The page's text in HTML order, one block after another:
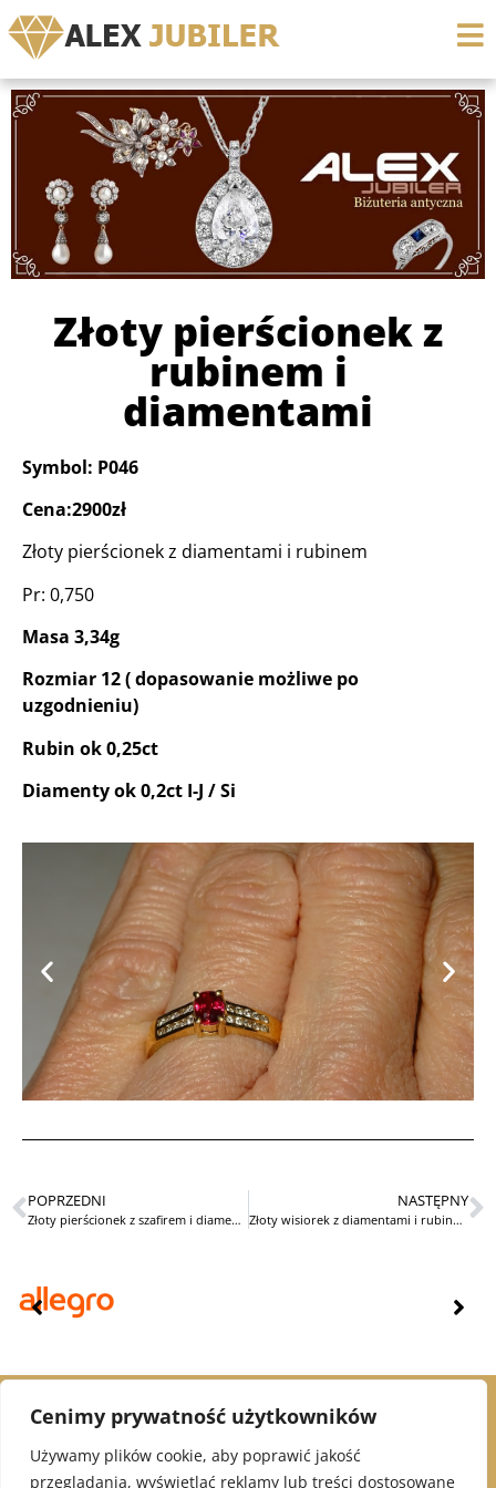
Cenimy prywatność użytkowników
Używamy plików cookie, aby poprawić jakość
przeglądania, wyświetlać reklamy lub treści dostosowane
Złoty pierścionek z
rubinem i
diamentami
Symbol: P046
Cena:2900zł
Złoty pierścionek z diamentami i rubinem
Pr: 0,750
Masa 3,34g
Rozmiar 12 ( dopasowanie możliwe po
uzgodnieniu)
Rubin ok 0,25ct
Diamenty ok 0,2ct I-J / Si
POPRZEDNI
Złoty pierścionek z szafirem i diamentami
NASTĘPNY
Złoty wisiorek z diamentami i rubinem syntetycznym
© 2021 Alex Jubiler